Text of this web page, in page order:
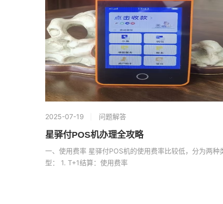
2025-07-19 问题解答
星驿付POS机办理全攻略
一、使用费率 星驿付POS机的使用费率比较低，分为两种
型： 1. T+1结算：使用费率